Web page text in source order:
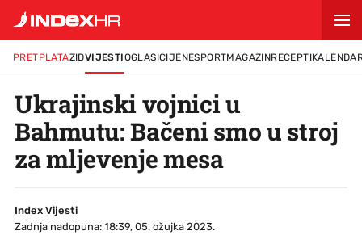
PRETPLATAZIDVIJESTIOGLASICIJENESPORTMAGAZINRECEPTI
Ukrajinski vojnici u
Bahmutu: Bačeni smo u stroj
za mljevenje mesa
Index Vijesti
Zadnja nadopuna: 18:39, 05. ožujka 2023.